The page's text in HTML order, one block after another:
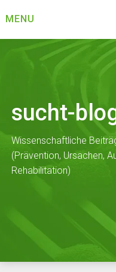
toMENU
sucht-
Wissenschaftliche
(Prävention, Ursachen,
Rehabilitation)